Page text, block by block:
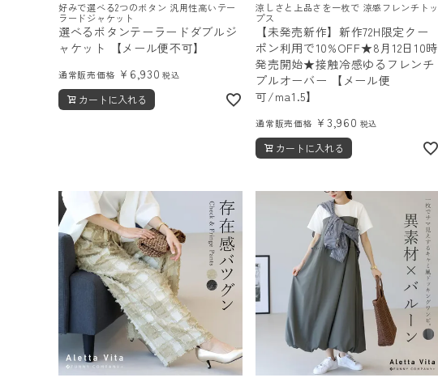
会員ステージ特典プログラムについて
ご利用ガイド
好みで選べる2つのボタン 汎用性高いテー
ラードジャケット
選べるボタンテーラードダブルジ
ャケット 【メール便不可】
通常販売価格 ¥ 6,930 税込
カートに入れる
涼しさと上品さを一枚で 涼感フレンチトッ
プス
【未発売新作】新作72H限定クー
ポン利用で10%OFF★8月12日10時
発売開始★接触冷感ゆるフレンチ
プルオーバー 【メール便
可/ma1.5】
通常販売価格 ¥3,960 税込
カートに入れる